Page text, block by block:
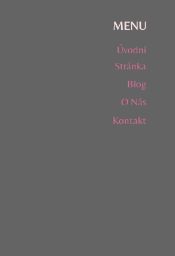
MENU
Úvodní
Stránka
Blog
O Nás
Kontakt